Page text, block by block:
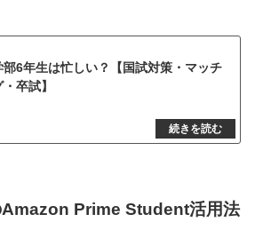
部6年生は忙しい？【国試対策・マッチ
卒試】
Amazon Prime Student活用法